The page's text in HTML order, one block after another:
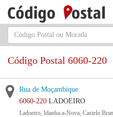
Código Postal 6060-220
Rua de Moçambique
6060-220 LADOEIRO
Ladoeiro, Idanha-a-Nova, Castelo